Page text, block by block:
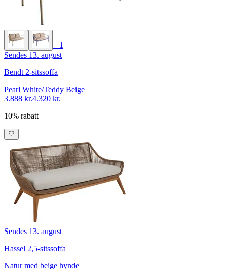
+1
Sendes 13. august
Bendt 2-sitssoffa
Pearl White/Teddy Beige
3.888 kr.4.320 kr.
10% rabatt
Sendes 13. august
Hassel 2,5-sitssoffa
Natur med beige hynde